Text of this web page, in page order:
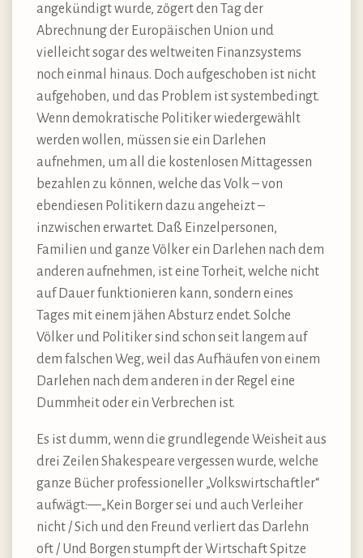
angekündigt wurde, zögert den Tag der
Abrechnung der Europäischen Union und
vielleicht sogar des weltweiten Finanzsystems
noch einmal hinaus. Doch aufgeschoben ist nicht
aufgehoben, und das Problem ist systembedingt.
Wenn demokratische Politiker wiedergewählt
werden wollen, müssen sie ein Darlehen
aufnehmen, um all die kostenlosen Mittagessen
bezahlen zu können, welche das Volk – von
ebendiesen Politikern dazu angeheizt –
inzwischen erwartet. Daß Einzelpersonen,
Familien und ganze Völker ein Darlehen nach dem
anderen aufnehmen, ist eine Torheit, welche nicht
auf Dauer funktionieren kann, sondern eines
Tages mit einem jähen Absturz endet. Solche
Völker und Politiker sind schon seit langem auf
dem falschen Weg, weil das Aufhäufen von einem
Darlehen nach dem anderen in der Regel eine
Dummheit oder ein Verbrechen ist.
Es ist dumm, wenn die grundlegende Weisheit aus
drei Zeilen Shakespeare vergessen wurde, welche
ganze Bücher professioneller „Volkswirtschaftler“
aufwägt:—„Kein Borger sei und auch Verleiher
nicht / Sich und den Freund verliert das Darlehn
oft / Und Borgen stumpft der Wirtschaft Spitze